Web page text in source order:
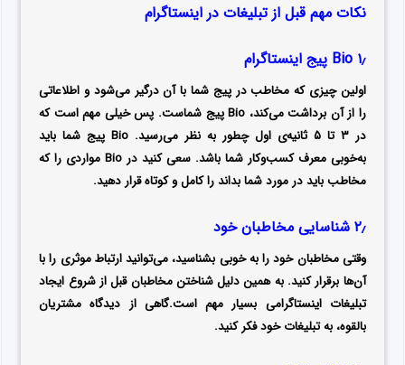
نکات مهم قبل از تبلیغات در اینستاگرام
۱٫ Bio پیج اینستاگرام
اولین چیزی که مخاطب در پیج شما با آن درگیر می‌شود و اطلاعاتی
را از آن برداشت می‌کند، Bio پیج شماست. پس خیلی مهم است که
در ۳ تا ۵ ثانیه‌ی اول چطور به نظر می‌رسید. Bio پیج شما باید
به‌خوبی معرف کسب‌و‌کار شما باشد. سعی کنید در Bio مواردی را که
مخاطب باید در مورد شما بداند را کامل و کوتاه قرار دهید.
۲٫ شناسایی مخاطبان خود
وقتی مخاطبان خود را به خوبی بشناسید، می‌توانید ارتباط موثری را با
آن‌ها برقرار کنید. به همین دلیل شناختن مخاطبان قبل از شروع ایجاد
تبلیغات اینستاگرامی بسیار مهم است.گاهی از دیدگاه مشتریان
بالقوه، به تبلیغات خود فکر کنید.